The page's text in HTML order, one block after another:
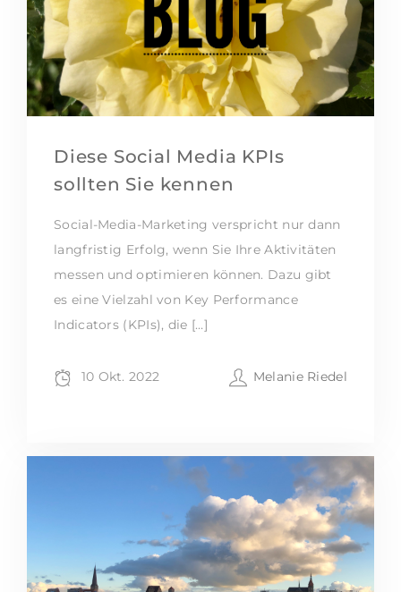
Diese Social Media KPIs
sollten Sie kennen
Social-Media-Marketing verspricht nur dann
langfristig Erfolg, wenn Sie Ihre Aktivitäten
messen und optimieren können. Dazu gibt
es eine Vielzahl von Key Performance
Indicators (KPIs), die […]
10 Okt. 2022 Melanie Riedel